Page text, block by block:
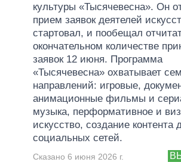
культуры «Тысячевесна». Он
прием заявок деятелей
стартовал, и пообещал
окончательном количестве
заявок 12 июня. Программа
«Тысячевесна» охватывает
направлений: игровые,
анимационные фильмы и
музыка, перформативное и
искусство, создание контента
социальных сетей.
Сказано 6 июня 2026 г.